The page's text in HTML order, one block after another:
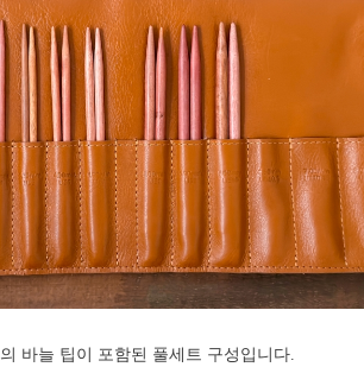
의 바늘 팁이 포함된 풀세트 구성입니다.